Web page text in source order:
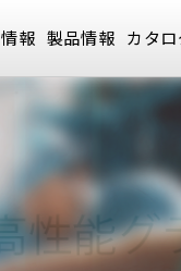
報 製品情報 カタロ